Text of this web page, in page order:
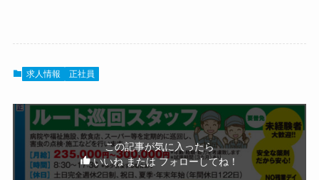
求人情報 正社員
この記事が気に入ったら
いいね または フォローしてね！